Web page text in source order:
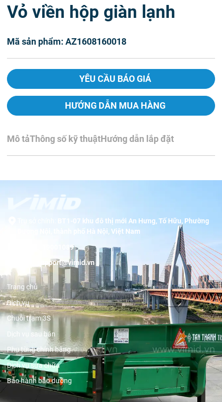
Vỏ viền hộp giàn lạnh
Mã sản phẩm: AZ1608160018
YÊU CẦU BÁO GIÁ
HƯỚNG DẪN MUA HÀNG
Mô tảThông số kỹ thuậtHướng dẫn lắp đặt
BT1-07 khu đô thị mới An Hưng, Tố Hữu, Phường
Dương Nội, thành phố Hà Nội, Việt Nam
19001089
support@vimid.vn
Trang chủ
Dịch vụ
Chuỗi trạm 3S
Dịch vụ sau bán
Phụ tùng chính hãng
Dịch vụ sửa chữa
Bảo hành bảo dưỡng